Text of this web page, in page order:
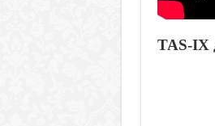
TAS-IX